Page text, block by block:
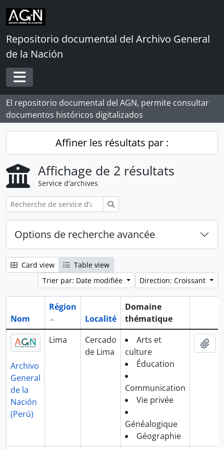
Skip to main content
Repositorio documental del Archivo General
de la Nación
Toggle navigation
El repositorio documental del AGN, permite consultar
documentos históricos digitalizados
Affiner les résultats par :
Affichage de 2 résultats
Service d'archives
Options de recherche avancée
Card view
Table view
Trier par: Date modifiée
Direction: Croissant
Nom
Région
Localité
Domaine
thématique
Archivo
General
de la
Nación
(Perú)
Lima
Cercado
de Lima
Arts et
culture
Éducation
Communication
Vie privée
Généalogique
Géographie